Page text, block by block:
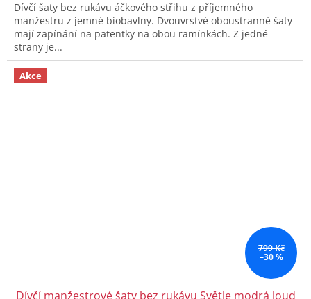
Dívčí šaty bez rukávu áčkového střihu z příjemného
manžestru z jemné biobavlny. Dvouvrstvé oboustranné šaty
mají zapínání na patentky na obou ramínkách. Z jedné
strany je...
Akce
799 Kč
–30 %
Dívčí manžestrové šaty bez rukávu Světle modrá loud